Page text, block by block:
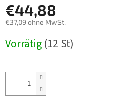
€44,88
€37,09 ohne MwSt.
Vorrätig(12 St)